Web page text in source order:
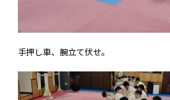
手押し車、腕立て伏せ。